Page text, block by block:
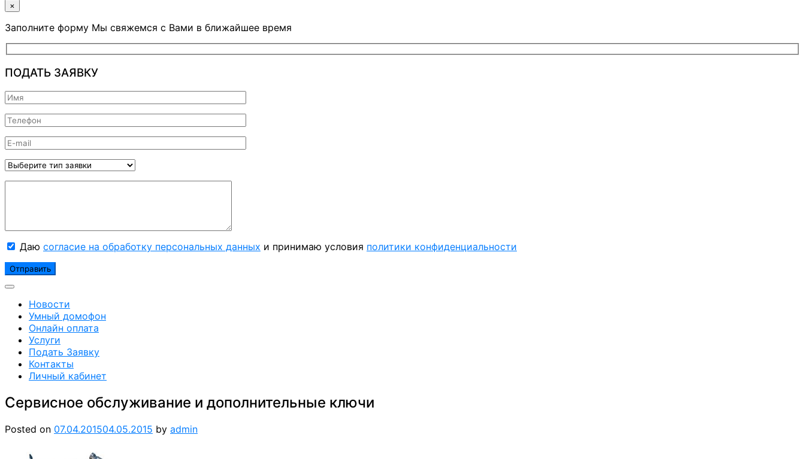
×
Заполните форму Мы свяжемся с Вами в ближайшее время
ПОДАТЬ ЗАЯВКУ
Даю согласие на обработку персональных данных и принимаю условия политики конфиденциальности
Новости
Умный домофон
Онлайн оплата
Услуги
Подать Заявку
Контакты
Личный кабинет
Сервисное обслуживание и дополнительные ключи
Posted on 07.04.201504.05.2015 by admin